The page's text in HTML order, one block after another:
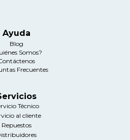
Ayuda
Blog
Somos?
Frecuentes
Técnico
al cliente
Repuestos